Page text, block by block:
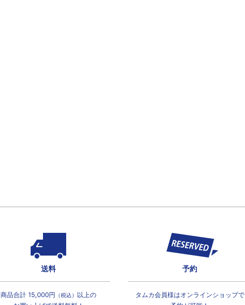
送料
商品合計 15,000円 （税込） 以上の
予約
タムカ会員様はオンラインショップで